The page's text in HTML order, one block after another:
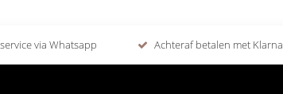
via Whatsapp Achteraf betalen met Klarna